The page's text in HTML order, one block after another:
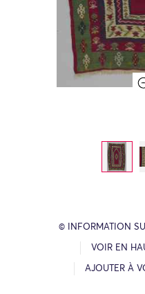
© INFORMATION
VOIR EN
AJOUTER À